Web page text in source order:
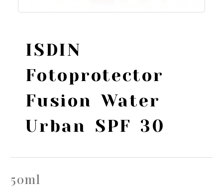
ISDIN
Fotoprotector
Fusion Water
Urban SPF 30
50ml